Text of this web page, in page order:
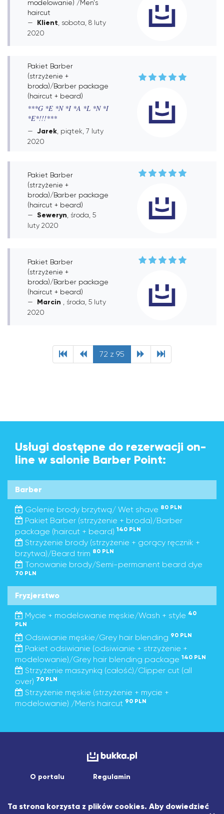
modelowanie) /Men's
haircut
Klient , sobota, 8 luty
2020
Pakiet Barber
(strzyżenie +
broda)/Barber package
(haircut + beard)
***G *E *N *I *A *L *N *I
*E*!!!***
Jarek , piątek, 7 luty
2020
Pakiet Barber
(strzyżenie +
broda)/Barber package
(haircut + beard)
Seweryn , środa, 5
luty 2020
Pakiet Barber
(strzyżenie +
broda)/Barber package
(haircut + beard)
Marcin
, środa, 5 luty
2020
72 z 95
Usługi dostępne do rezerwacji on-
line w salonie Barber Point:
Barber
Golenie brody brzytwą/ Wet shave 80 PLN
Pakiet Barber (strzyżenie + broda)/Barber
package (haircut + beard) 140 PLN
Strzyżenie brody (strzyżenie + gorący ręcznik +
brzytwa)/Beard trim 80 PLN
Tonowanie brody/Semi-permanent beard dye
70 PLN
Fryzjerstwo
Mycie + modelowanie męskie/Wash + style 40
PLN
Odsiwianie męskie/Grey hair blending 90 PLN
Pakiet odsiwianie (odsiwianie + strzyżenie +
modelowanie)/Grey hair blending package 140 PLN
Strzyżenie maszynką (całość)/Clipper cut (all
over) 70 PLN
Strzyżenie męskie (strzyżenie + mycie +
modelowanie) /Men's haircut 90 PLN
O portalu Regulamin
Wszelkie prawa zastrzeżone.
Ta strona korzysta z plików cookies. Aby dowiedzieć